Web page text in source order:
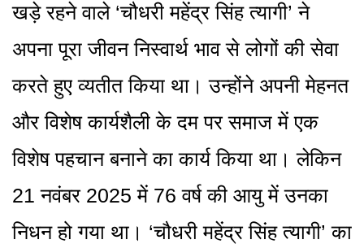
खड़े रहने वाले ‘चौधरी महेंद्र सिंह त्यागी’ ने
अपना पूरा जीवन निस्वार्थ भाव से लोगों की सेवा
करते हुए व्यतीत किया था। उन्होंने अपनी मेहनत
और विशेष कार्यशैली के दम पर समाज में एक
विशेष पहचान बनाने का कार्य किया था। लेकिन
21 नवंबर 2025 में 76 वर्ष की आयु में उनका
निधन हो गया था। ‘चौधरी महेंद्र सिंह त्यागी’ का